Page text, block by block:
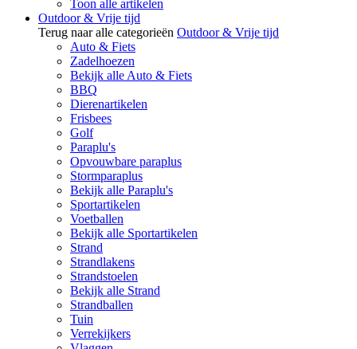
Toon alle artikelen
Outdoor & Vrije tijd
Terug naar alle categorieën Outdoor & Vrije tijd
Auto & Fiets
Zadelhoezen
Bekijk alle Auto & Fiets
BBQ
Dierenartikelen
Frisbees
Golf
Paraplu's
Opvouwbare paraplus
Stormparaplus
Bekijk alle Paraplu's
Sportartikelen
Voetballen
Bekijk alle Sportartikelen
Strand
Strandlakens
Strandstoelen
Bekijk alle Strand
Strandballen
Tuin
Verrekijkers